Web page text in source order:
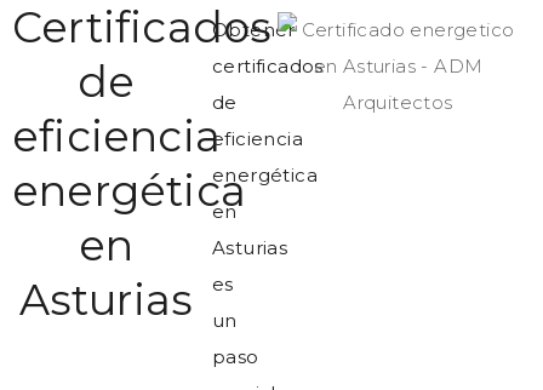
Certificados
de
eficiencia
energética
en
Asturias
Obtener
certificados
de
eficiencia
energética
en
Asturias
es
un
paso